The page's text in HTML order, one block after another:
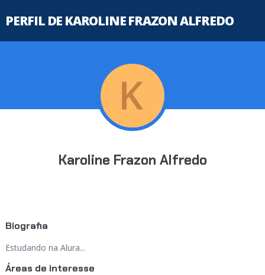
PERFIL DE KAROLINE FRAZON ALFREDO
Karoline Frazon Alfredo
Biografia
Estudando na Alura...
Áreas de interesse